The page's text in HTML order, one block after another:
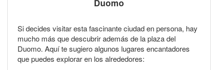
Duomo
Si decides visitar esta fascinante ciudad en persona, hay
mucho más que descubrir además de la plaza del
Duomo. Aquí te sugiero algunos lugares encantadores
que puedes explorar en los alrededores: